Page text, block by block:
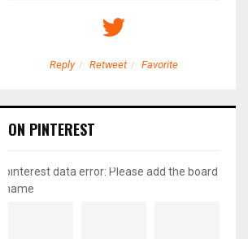
Reply Retweet Favorite
ON PINTEREST
pinterest data error: Please add the board
name